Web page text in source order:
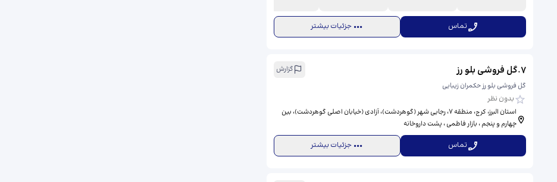
تماس جزئیات بیشتر
7
.گل فروشی بلو رز
گزارش
گل فروشی بلو رز حکمران زیبایی
بدون نظر
استان البرز، کرج، منطقه ۷، رجایی شهر (گوهردشت)، آزادی (خیابان اصلی گوهردشت)، ​بین
چهارم و پنجم ، بازار فاطمی ، پشت داروخانه
تماس جزئیات بیشتر